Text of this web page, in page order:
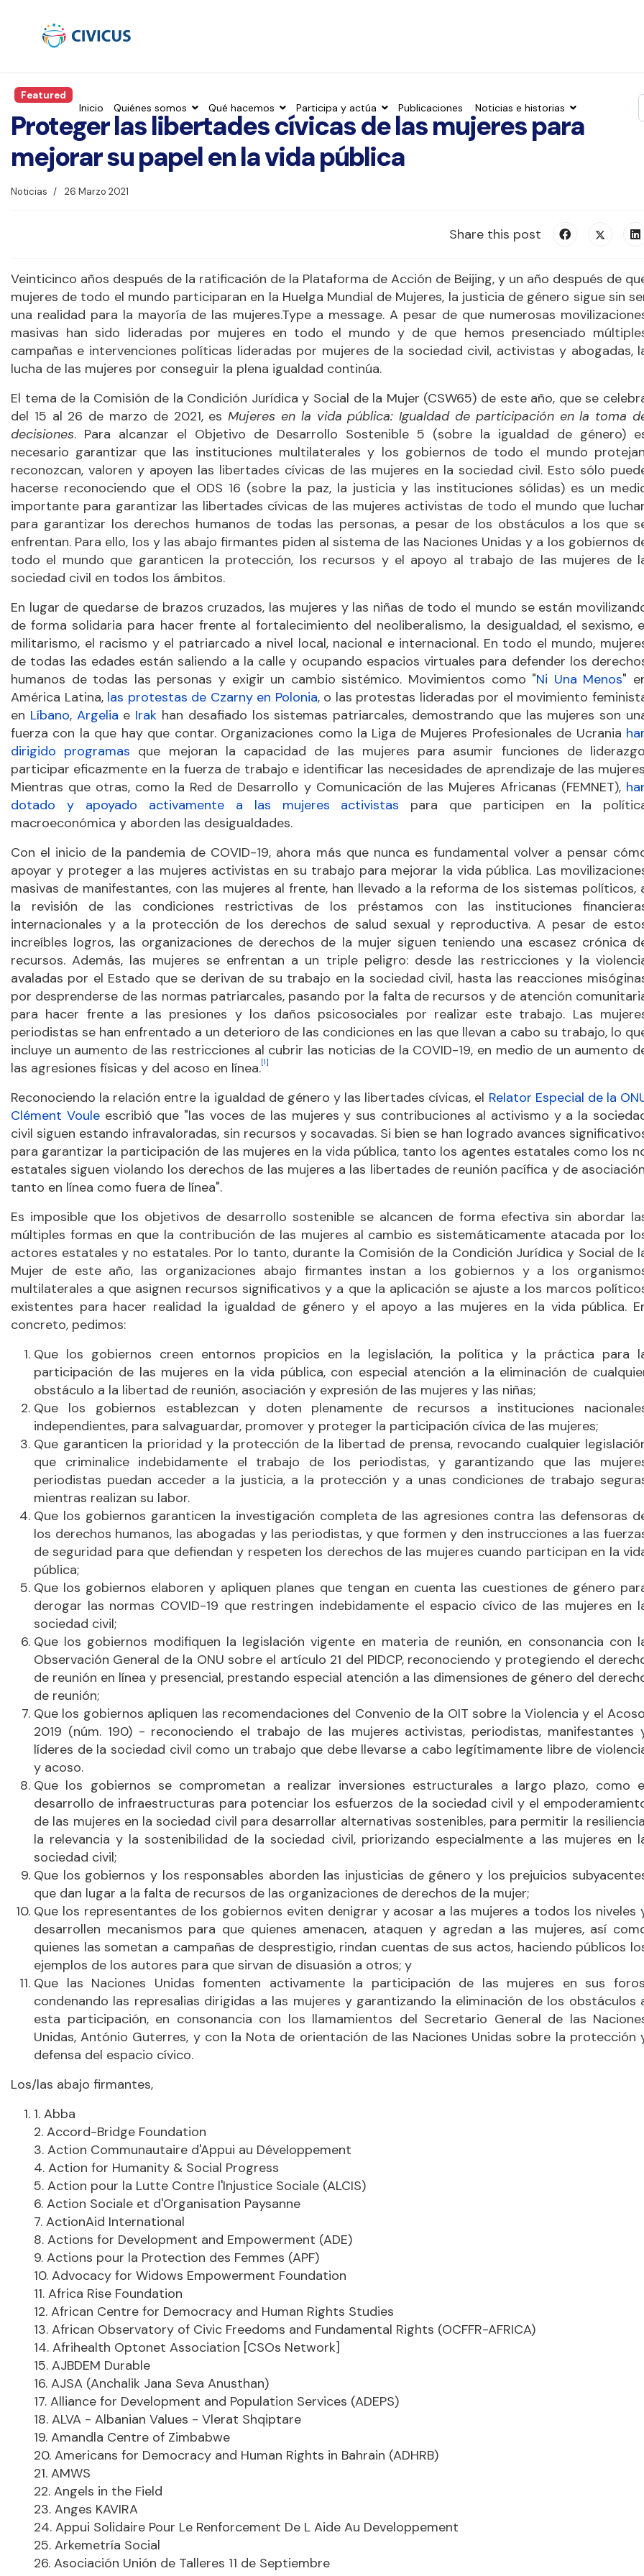
Inicio Quiénes somos Qué hacemos Participa y actúa Publicaciones Noticias e historias
Featured
Proteger las libertades cívicas de las mujeres para
mejorar su papel en la vida pública
Noticias 26 Marzo 2021
Share this post
Veinticinco años después de la ratificación de la Plataforma de Acción de Beijing, y un año después de
mujeres de todo el mundo participaran en la Huelga Mundial de Mujeres, la justicia de género sigue sin
una realidad para la mayoría de las mujeres.Type a message. A pesar de que numerosas
masivas han sido lideradas por mujeres en todo el mundo y de que hemos presenciado
campañas e intervenciones políticas lideradas por mujeres de la sociedad civil, activistas y abogadas,
lucha de las mujeres por conseguir la plena igualdad continúa.
El tema de la Comisión de la Condición Jurídica y Social de la Mujer (CSW65) de este año, que se
del 15 al 26 de marzo de 2021, esMujeres en la vida pública: Igualdad de participación en la toma
decisiones. Para alcanzar el Objetivo de Desarrollo Sostenible 5 (sobre la igualdad de género)
necesario garantizar que las instituciones multilaterales y los gobiernos de todo el mundo
reconozcan, valoren y apoyen las libertades cívicas de las mujeres en la sociedad civil. Esto sólo
hacerse reconociendo que el ODS 16 (sobre la paz, la justicia y las instituciones sólidas) es un
importante para garantizar las libertades cívicas de las mujeres activistas de todo el mundo que
para garantizar los derechos humanos de todas las personas, a pesar de los obstáculos a los que
enfrentan. Para ello, los y las abajo firmantes piden al sistema de las Naciones Unidas y a los gobiernos
todo el mundo que garanticen la protección, los recursos y el apoyo al trabajo de las mujeres de
sociedad civil en todos los ámbitos.
En lugar de quedarse de brazos cruzados, las mujeres y las niñas de todo el mundo se están
de forma solidaria para hacer frente al fortalecimiento del neoliberalismo, la desigualdad, el sexismo,
militarismo, el racismo y el patriarcado a nivel local, nacional e internacional. En todo el mundo,
de todas las edades están saliendo a la calle y ocupando espacios virtuales para defender los
humanos de todas las personas y exigir un cambio sistémico. Movimientos como "Ni Una Menos"
América Latina, las protestas de Czarny en Polonia, o las protestas lideradas por el movimiento
en Líbano, Argelia e Irak han desafiado los sistemas patriarcales, demostrando que las mujeres son
fuerza con la que hay que contar. Organizaciones como la Liga de Mujeres Profesionales de Ucrania
dirigido programas que mejoran la capacidad de las mujeres para asumir funciones de
participar eficazmente en la fuerza de trabajo e identificar las necesidades de aprendizaje de las
Mientras que otras, como la Red de Desarrollo y Comunicación de las Mujeres Africanas (FEMNET),
dotado y apoyado activamente a las mujeres activistas para que participen en la
macroeconómica y aborden las desigualdades.
Con el inicio de la pandemia de COVID-19, ahora más que nunca es fundamental volver a pensar
apoyar y proteger a las mujeres activistas en su trabajo para mejorar la vida pública. Las
masivas de manifestantes, con las mujeres al frente, han llevado a la reforma de los sistemas políticos,
la revisión de las condiciones restrictivas de los préstamos con las instituciones
internacionales y a la protección de los derechos de salud sexual y reproductiva. A pesar de
increíbles logros, las organizaciones de derechos de la mujer siguen teniendo una escasez crónica
recursos. Además, las mujeres se enfrentan a un triple peligro: desde las restricciones y la
avaladas por el Estado que se derivan de su trabajo en la sociedad civil, hasta las reacciones
por desprenderse de las normas patriarcales, pasando por la falta de recursos y de atención
para hacer frente a las presiones y los daños psicosociales por realizar este trabajo. Las
periodistas se han enfrentado a un deterioro de las condiciones en las que llevan a cabo su trabajo, lo
incluye un aumento de las restricciones al cubrir las noticias de la COVID-19, en medio de un aumento
las agresiones físicas y del acoso en línea.[1]
Reconociendo la relación entre la igualdad de género y las libertades cívicas, el Relator Especial de la
Clément Vouleescribió que "las voces de las mujeres y sus contribuciones al activismo y a la
civil siguen estando infravaloradas, sin recursos y socavadas. Si bien se han logrado avances
para garantizar la participación de las mujeres en la vida pública, tanto los agentes estatales como los
estatales siguen violando los derechos de las mujeres a las libertades de reunión pacífica y de
tanto en línea como fuera de línea".
Es imposible que los objetivos de desarrollo sostenible se alcancen de forma efectiva sin abordar
múltiples formas en que la contribución de las mujeres al cambio es sistemáticamente atacada por
actores estatales y no estatales. Por lo tanto, durante la Comisión de la Condición Jurídica y Social de
Mujer de este año, las organizaciones abajo firmantes instan a los gobiernos y a los
multilaterales a que asignen recursos significativos y a que la aplicación se ajuste a los marcos
existentes para hacer realidad la igualdad de género y el apoyo a las mujeres en la vida pública.
concreto, pedimos:
Que los gobiernos creen entornos propicios en la legislación, la política y la práctica para
participación de las mujeres en la vida pública, con especial atención a la eliminación de
obstáculo a la libertad de reunión, asociación y expresión de las mujeres y las niñas;
Que los gobiernos establezcan y doten plenamente de recursos a instituciones
independientes, para salvaguardar, promover y proteger la participación cívica de las mujeres;
Que garanticen la prioridad y la protección de la libertad de prensa, revocando cualquier
que criminalice indebidamente el trabajo de los periodistas, y garantizando que las
periodistas puedan acceder a la justicia, a la protección y a unas condiciones de trabajo
mientras realizan su labor.
Que los gobiernos garanticen la investigación completa de las agresiones contra las defensoras
los derechos humanos, las abogadas y las periodistas, y que formen y den instrucciones a las
de seguridad para que defiendan y respeten los derechos de las mujeres cuando participan en la
pública;
Que los gobiernos elaboren y apliquen planes que tengan en cuenta las cuestiones de género
derogar las normas COVID-19 que restringen indebidamente el espacio cívico de las mujeres en
sociedad civil;
Que los gobiernos modifiquen la legislación vigente en materia de reunión, en consonancia con
Observación General de la ONU sobre el artículo 21 del PIDCP, reconociendo y protegiendo el
de reunión en línea y presencial, prestando especial atención a las dimensiones de género del
de reunión;
Que los gobiernos apliquen las recomendaciones del Convenio de la OIT sobre la Violencia y el
2019 (núm. 190) - reconociendo el trabajo de las mujeres activistas, periodistas, manifestantes
líderes de la sociedad civil como un trabajo que debe llevarse a cabo legítimamente libre de
y acoso.
Que los gobiernos se comprometan a realizar inversiones estructurales a largo plazo, como
desarrollo de infraestructuras para potenciar los esfuerzos de la sociedad civil y el
de las mujeres en la sociedad civil para desarrollar alternativas sostenibles, para permitir la
la relevancia y la sostenibilidad de la sociedad civil, priorizando especialmente a las mujeres en
sociedad civil;
Que los gobiernos y los responsables aborden las injusticias de género y los prejuicios
que dan lugar a la falta de recursos de las organizaciones de derechos de la mujer;
Que los representantes de los gobiernos eviten denigrar y acosar a las mujeres a todos los niveles
desarrollen mecanismos para que quienes amenacen, ataquen y agredan a las mujeres, así
quienes las sometan a campañas de desprestigio, rindan cuentas de sus actos, haciendo públicos
ejemplos de los autores para que sirvan de disuasión a otros; y
Que las Naciones Unidas fomenten activamente la participación de las mujeres en sus
condenando las represalias dirigidas a las mujeres y garantizando la eliminación de los obstáculos
esta participación, en consonancia con los llamamientos del Secretario General de las
Unidas, António Guterres, y con la Nota de orientación de las Naciones Unidas sobre la protección
defensa del espacio cívico.
Los/las abajo firmantes,
1. Abba
2. Accord-Bridge Foundation
3. Action Communautaire d'Appui au Développement
4. Action for Humanity & Social Progress
5. Action pour la Lutte Contre l'Injustice Sociale (ALCIS)
6. Action Sociale et d'Organisation Paysanne
7. ActionAid International
8. Actions for Development and Empowerment (ADE)
9. Actions pour la Protection des Femmes (APF)
10. Advocacy for Widows Empowerment Foundation
11. Africa Rise Foundation
12. African Centre for Democracy and Human Rights Studies
13. African Observatory of Civic Freedoms and Fundamental Rights (OCFFR-AFRICA)
14. Afrihealth Optonet Association [CSOs Network]
15. AJBDEM Durable
16. AJSA (Anchalik Jana Seva Anusthan)
17. Alliance for Development and Population Services (ADEPS)
18. ALVA - Albanian Values - Vlerat Shqiptare
19. Amandla Centre of Zimbabwe
20. Americans for Democracy and Human Rights in Bahrain (ADHRB)
21. AMWS
22. Angels in the Field
23. Anges KAVIRA
24. Appui Solidaire Pour Le Renforcement De L Aide Au Developpement
25. Arkemetría Social
26. Asociación Unión de Talleres 11 de Septiembre